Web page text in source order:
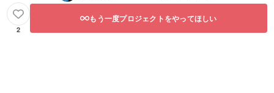
2
もう一度プロジェクトをやってほしい